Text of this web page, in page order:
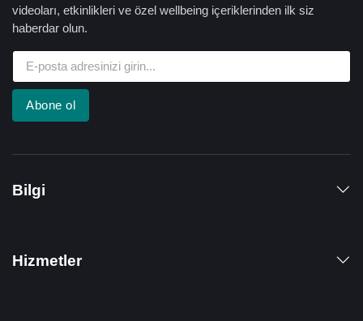
videoları, etkinlikleri ve özel wellbeing içeriklerinden ilk siz
haberdar olun.
Abone ol
Bilgi
Hizmetler